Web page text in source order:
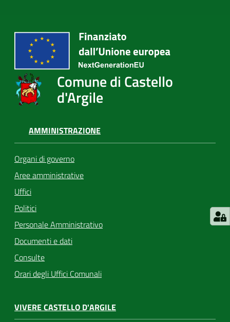
Comune di Castello
d'Argile
AMMINISTRAZIONE
Organi di governo
Aree amministrative
Uffici
Politici
Personale Amministrativo
Documenti e dati
Consulte
Orari degli Uffici Comunali
VIVERE CASTELLO D'ARGILE